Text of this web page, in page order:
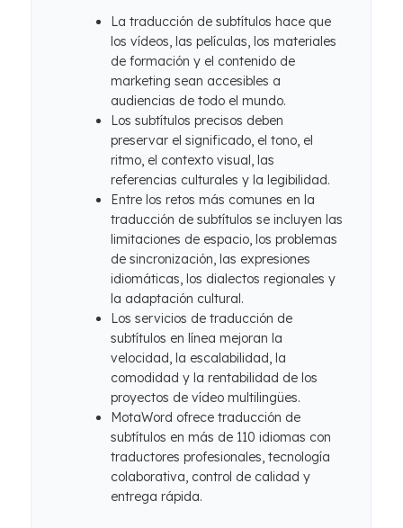
La traducción de subtítulos hace que
los vídeos, las películas, los materiales
de formación y el contenido de
marketing sean accesibles a
audiencias de todo el mundo.
Los subtítulos precisos deben
preservar el significado, el tono, el
ritmo, el contexto visual, las
referencias culturales y la legibilidad.
Entre los retos más comunes en la
traducción de subtítulos se incluyen las
limitaciones de espacio, los problemas
de sincronización, las expresiones
idiomáticas, los dialectos regionales y
la adaptación cultural.
Los servicios de traducción de
subtítulos en línea mejoran la
velocidad, la escalabilidad, la
comodidad y la rentabilidad de los
proyectos de vídeo multilingües.
MotaWord ofrece traducción de
subtítulos en más de 110 idiomas con
traductores profesionales, tecnología
colaborativa, control de calidad y
entrega rápida.